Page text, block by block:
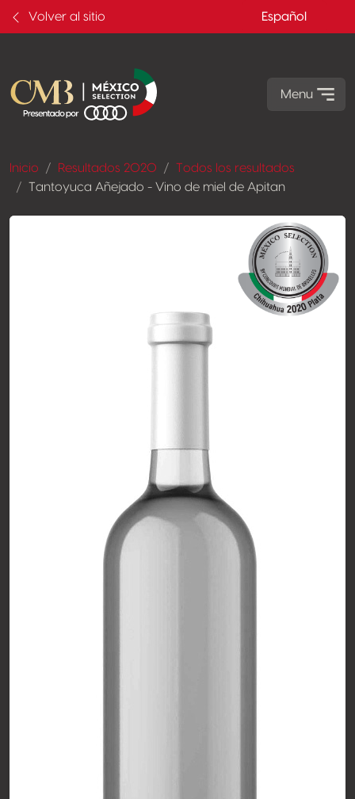
Volver al sitio Español
Menu
Inicio Resultados 2020
Todos los resultados
Tantoyuca Añejado - Vino de miel de Apitan